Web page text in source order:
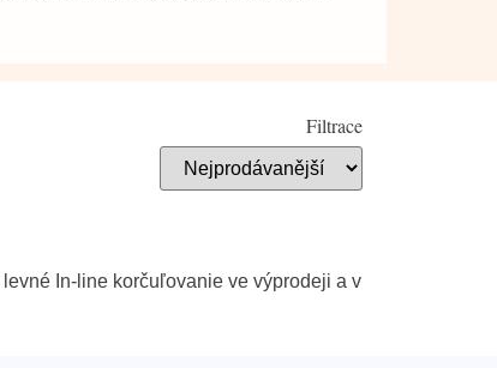
Filtrace
In-line korčuľovanie ve výprodeji a v